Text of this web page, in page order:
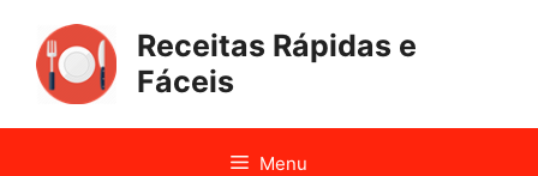
para
conteúdo
Receitas Rápidas e
Fáceis
Menu